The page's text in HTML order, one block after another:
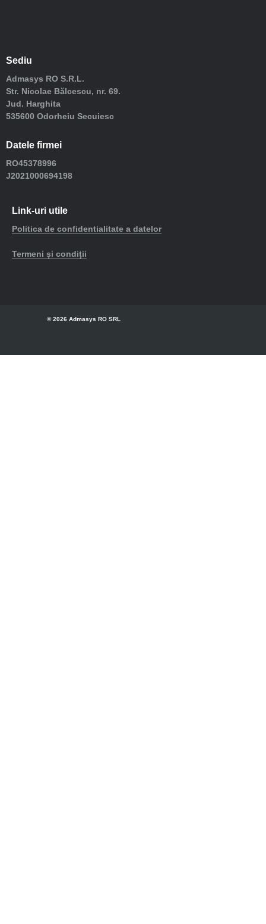
Sediu
Admasys RO S.R.L.
Str. Nicolae Bălcescu, nr. 69.
Jud. Harghita
535600 Odorheiu Secuiesc
Datele firmei
RO45378996
J2021000694198
Link-uri utile
Politica de confidentialitate a datelor
Termeni și condiții
© 2026 Admasys RO SRL